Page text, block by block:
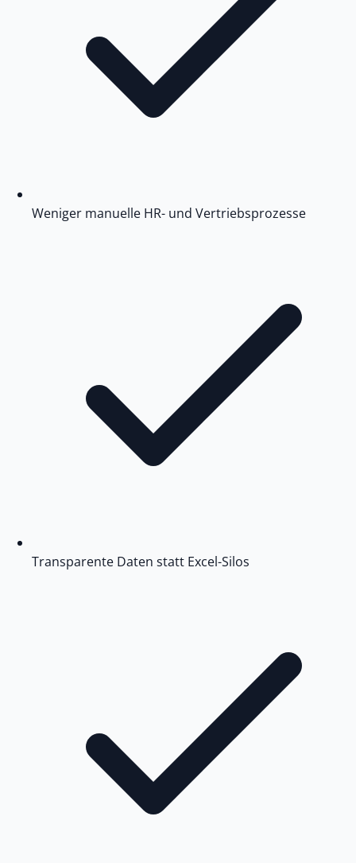
Weniger manuelle HR- und Vertriebsprozesse
Transparente Daten statt Excel-Silos